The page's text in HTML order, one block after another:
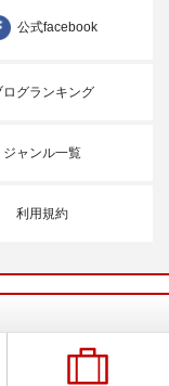
公式facebook
ログランキング
ジャンル一覧
利用規約